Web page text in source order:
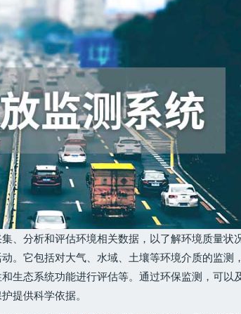
、分析和评估环境相关数据，以了解环境质量状况
。它包括对大气、水域、土壤等环境介质的监测
生态系统功能进行评估等。通过环保监测，可以
提供科学依据。